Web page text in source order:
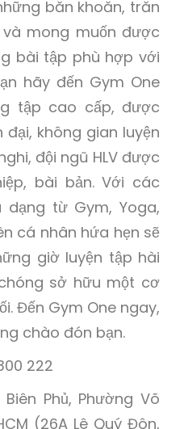
băn khoăn, trăn
mong muốn được
bài tập phù hợp với
hãy đến Gym One
tập cao cấp, được
không gian luyện
đội ngũ HLV được
bài bản. Với các
từ Gym, Yoga,
cá nhân hứa hẹn sẽ
giờ luyện tập hài
sở hữu một cơ
Đến Gym One ngay,
chào đón bạn.
222
Phủ, Phường Võ
(26A Lê Quý Đôn,